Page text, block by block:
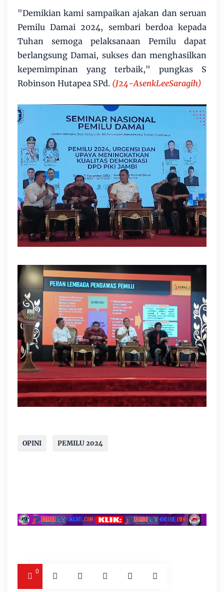
"Demikian kami sampaikan ajakan dan seruan
Pemilu Damai 2024, sembari berdoa kepada
Tuhan semoga pelaksanaan Pemilu dapat
berlangsung Damai, sukses dan menghasilkan
kepemimpinan yang terbaik," pungkas S
Robinson Hutapea SPd. (J24-AsenkLeeSaragih)
OPINI PEMILU 2024
0